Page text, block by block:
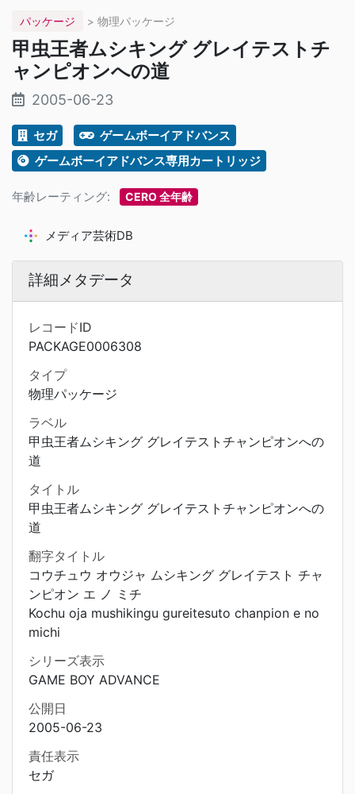
パッケージ > 物理パッケージ
甲虫王者ムシキング グレイテストチ
ャンピオンへの道
2005-06-23
セガ
ゲームボーイアドバンス
ゲームボーイアドバンス専用カートリッジ
年齢レーティング: CERO 全年齢
メディア芸術DB
詳細メタデータ
レコードID
PACKAGE0006308
タイプ
物理パッケージ
ラベル
甲虫王者ムシキング グレイテストチャンピオンへの
道
タイトル
甲虫王者ムシキング グレイテストチャンピオンへの
道
翻字タイトル
コウチュウ オウジャ ムシキング グレイテスト チャ
ンピオン エ ノ ミチ
Kochu oja mushikingu gureitesuto chanpion e no
michi
シリーズ表示
GAME BOY ADVANCE
公開日
2005-06-23
責任表示
セガ